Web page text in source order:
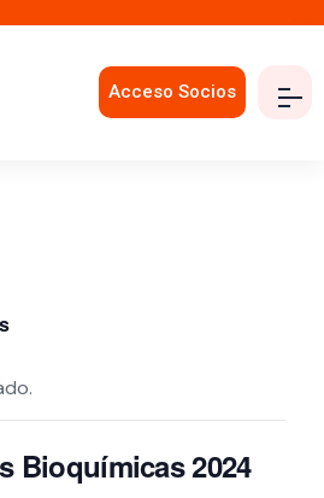
Acceso Socios
Bioquímicas 2024